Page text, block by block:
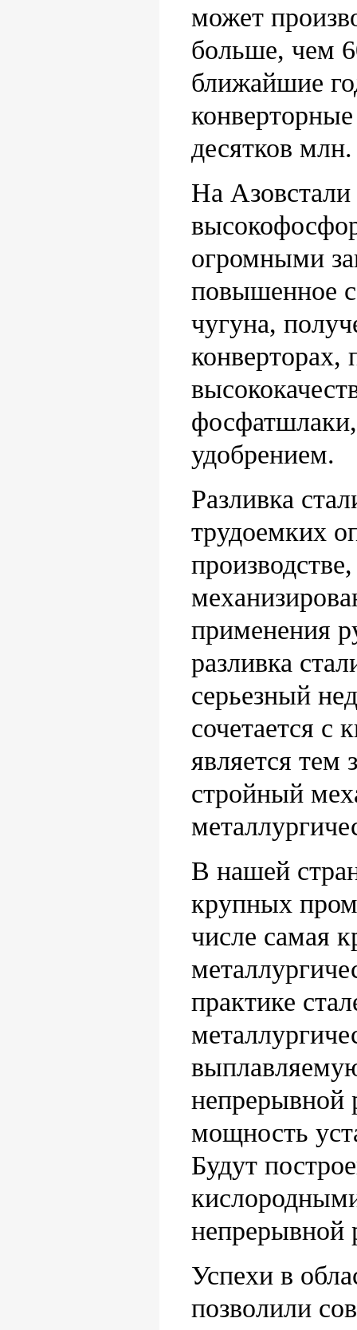
может
больше, чем
ближайшие
десятков
На Азовстали
огромными
повышенное
чугуна,
конверторах,
удобрением.
Разливка
трудоемких
применения
разливка
серьезный
сочетается с
является тем
стройный
В нашей
крупных
числе самая
практике
непрерывной
мощность
Будут
непрерывной
Успехи в
позволили